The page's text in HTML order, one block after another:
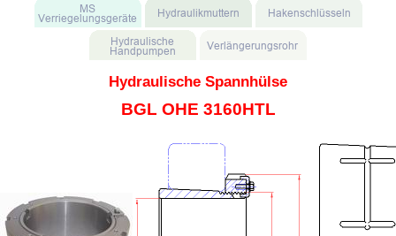
Hydraulische Spannhülse
BGL OHE 3160HTL